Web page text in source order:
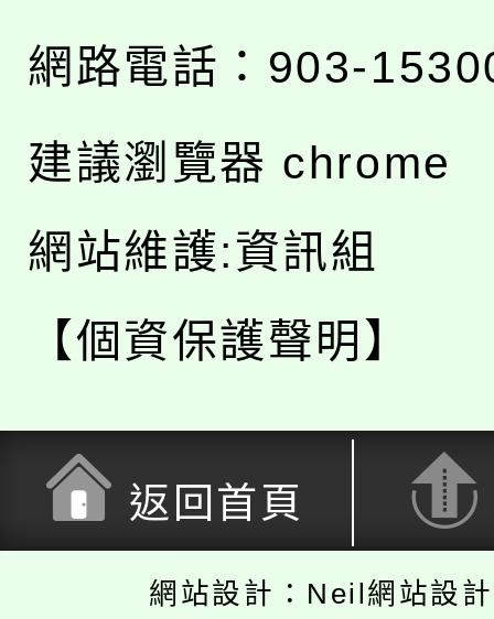
網路電話：903-
建議瀏覽器 chrome
網站維護:資訊組
【個資保護聲明】
返回首頁
網站設計：Neil網站設